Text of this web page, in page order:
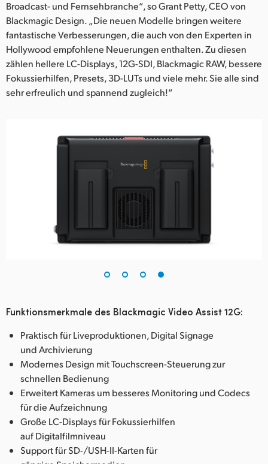
Broadcast- und Fernsehbranche“, so Grant Petty, CEO von
Blackmagic Design. „Die neuen Modelle bringen weitere
fantastische Verbesserungen, die auch von den Experten in
Hollywood empfohlene Neuerungen enthalten. Zu diesen
zählen hellere LC-Displays, 12G-SDI, Blackmagic RAW, bessere
Fokussierhilfen, Presets, 3D-LUTs und viele mehr. Sie alle sind
sehr erfreulich und spannend zugleich!“
Funktionsmerkmale des Blackmagic Video Assist 12G:
Praktisch für Liveproduktionen, Digital Signage
und Archivierung
Modernes Design mit Touchscreen-Steuerung zur
schnellen Bedienung
Erweitert Kameras um besseres Monitoring und Codecs
für die Aufzeichnung
Große LC-Displays für Fokussierhilfen
auf Digitalfilmniveau
Support für SD-/USH-II-Karten für